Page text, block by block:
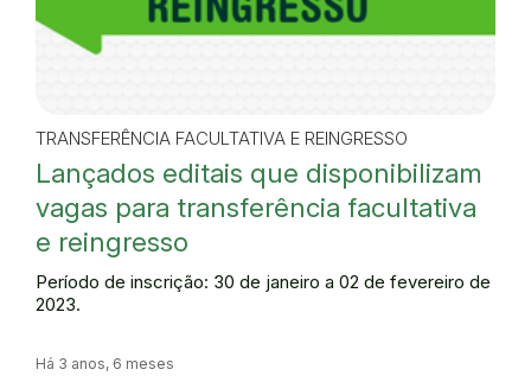
TRANSFERÊNCIA FACULTATIVA E REINGRESSO
Lançados editais que disponibilizam
vagas para transferência facultativa
e reingresso
Período de inscrição: 30 de janeiro a 02 de fevereiro de
2023.
Há 3 anos, 6 meses